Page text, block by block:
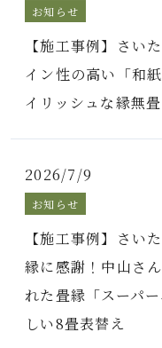
お知らせ
【施工事例】さい
イン性の高い「和
イリッシュな縁無
2026/7/9
お知らせ
【施工事例】さい
縁に感謝！中山さ
れた畳縁「スーパ
しい8畳表替え